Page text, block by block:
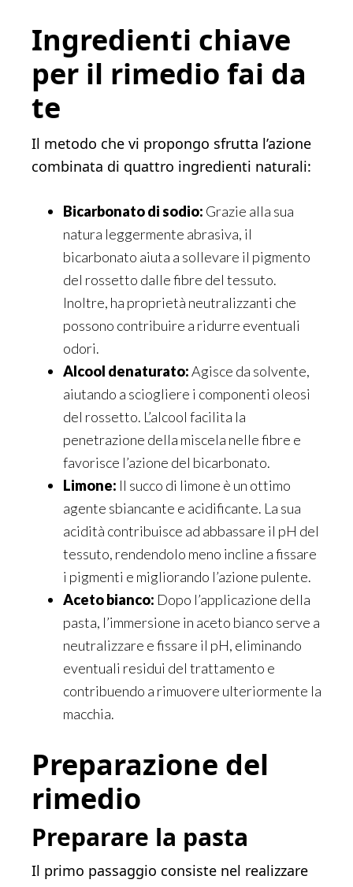
Ingredienti chiave
per il rimedio fai da
te
Il metodo che vi propongo sfrutta l’azione
combinata di quattro ingredienti naturali:
Bicarbonato di sodio: Grazie alla sua
natura leggermente abrasiva, il
bicarbonato aiuta a sollevare il pigmento
del rossetto dalle fibre del tessuto.
Inoltre, ha proprietà neutralizzanti che
possono contribuire a ridurre eventuali
odori.
Alcool denaturato:Agisce da solvente,
aiutando a sciogliere i componenti oleosi
del rossetto. L’alcool facilita la
penetrazione della miscela nelle fibre e
favorisce l’azione del bicarbonato.
Limone: Il succo di limone è un ottimo
agente sbiancante e acidificante. La sua
acidità contribuisce ad abbassare il pH del
tessuto, rendendolo meno incline a fissare
i pigmenti e migliorando l’azione pulente.
Aceto bianco: Dopo l’applicazione della
pasta, l’immersione in aceto bianco serve a
neutralizzare e fissare il pH, eliminando
eventuali residui del trattamento e
contribuendo a rimuovere ulteriormente la
macchia.
Preparazione del
rimedio
Preparare la pasta
Il primo passaggio consiste nel realizzare